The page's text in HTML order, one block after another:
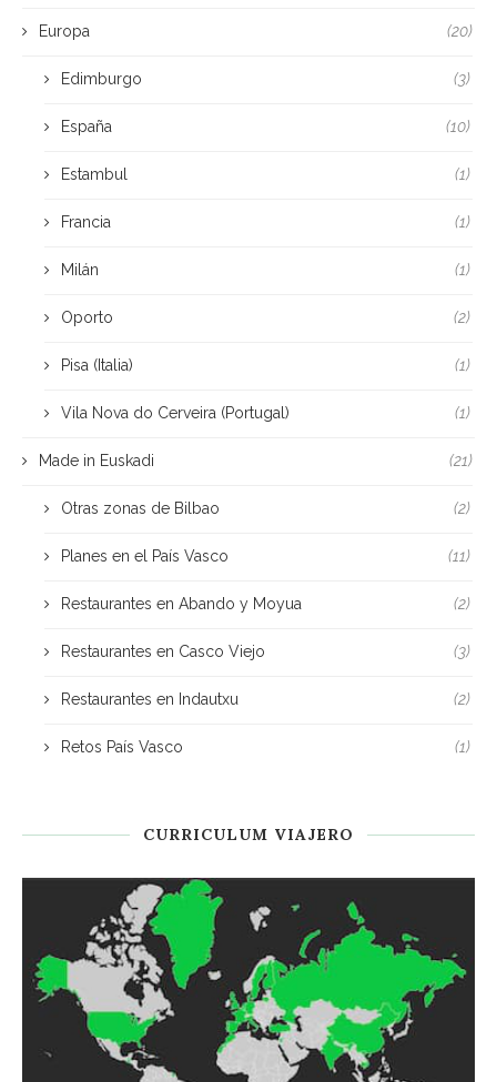
Europa (20)
Edimburgo (3)
España (10)
Estambul (1)
Francia (1)
Milán (1)
Oporto (2)
Pisa (Italia) (1)
Vila Nova do Cerveira (Portugal) (1)
Made in Euskadi (21)
Otras zonas de Bilbao (2)
Planes en el País Vasco (11)
Restaurantes en Abando y Moyua (2)
Restaurantes en Casco Viejo (3)
Restaurantes en Indautxu (2)
Retos País Vasco (1)
CURRICULUM VIAJERO